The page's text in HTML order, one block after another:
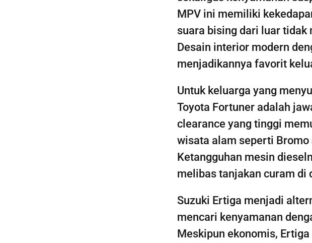
MPV ini memiliki
suara bising dari luar tidak
Desain interior modern
menjadikannya favorit
Untuk keluarga yang
Toyota Fortuner adalah
clearance yang tinggi
wisata alam seperti Bromo
Ketangguhan mesin
melibas tanjakan curam di
Suzuki Ertiga menjadi
mencari kenyamanan
Meskipun ekonomis,